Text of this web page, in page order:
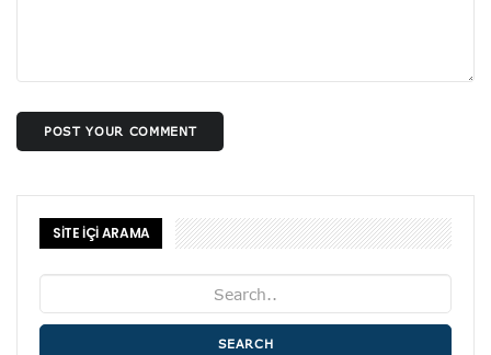
POST YOUR COMMENT
SİTE İÇİ ARAMA
SEARCH